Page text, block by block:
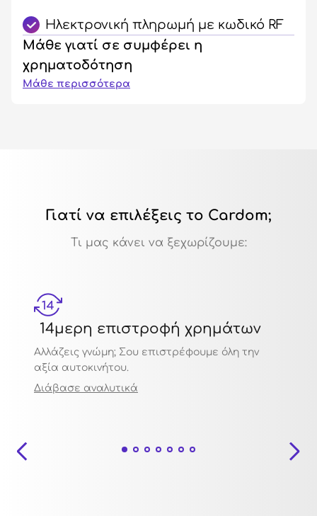
Ηλεκτρονική πληρωμή με κωδικό RF
Μάθε γιατί σε συμφέρει η
χρηματοδότηση
Μάθε περισσότερα
Γιατί να επιλέξεις το Cardom;
Τι μας κάνει να ξεχωρίζουμε:
14μερη επιστροφή χρημάτων
Αλλάζεις γνώμη; Σου επιστρέφουμε όλη την
αξία αυτοκινήτου.
Διάβασε αναλυτικά